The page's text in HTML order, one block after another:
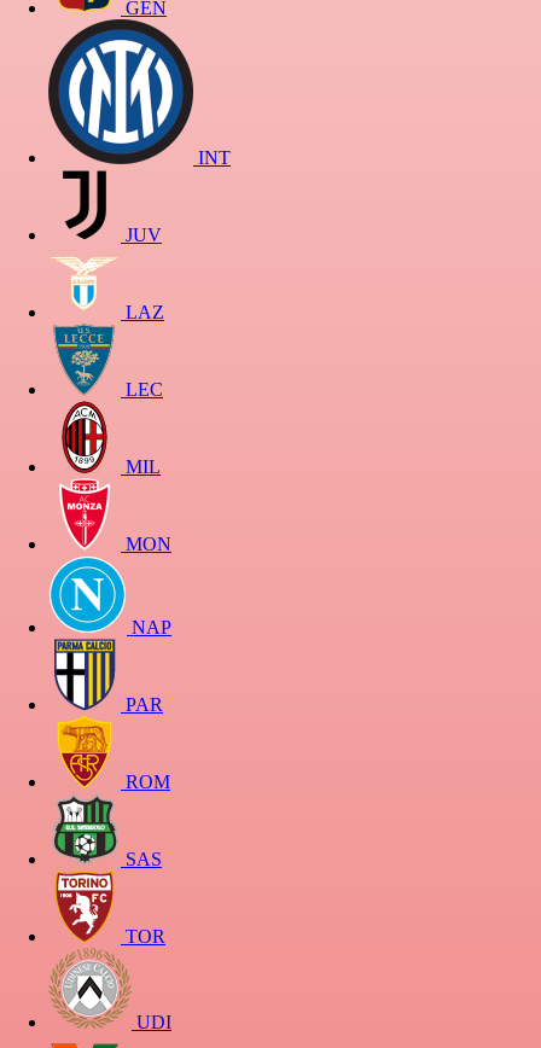
GEN
INT
JUV
LAZ
LEC
MIL
MON
NAP
PAR
ROM
SAS
TOR
UDI